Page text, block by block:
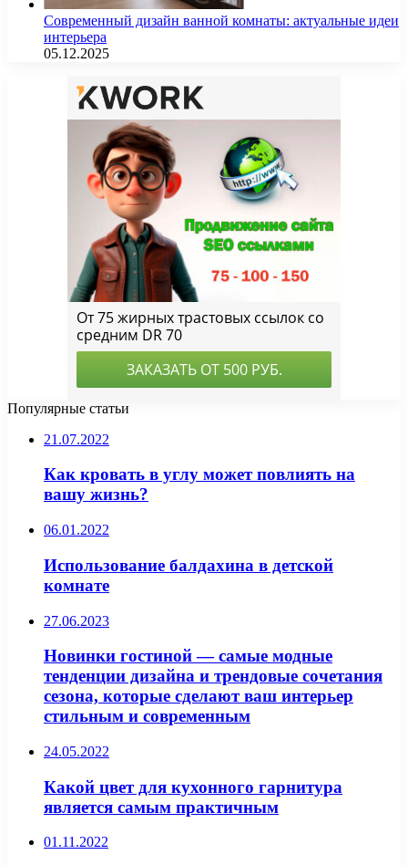
Современный дизайн ванной комнаты: актуальные идеи
интерьера
05.12.2025
Популярные статьи
21.07.2022
Как кровать в углу может повлиять на
вашу жизнь?
06.01.2022
Использование балдахина в детской
комнате
27.06.2023
Новинки гостиной — самые модные
тенденции дизайна и трендовые сочетания
сезона, которые сделают ваш интерьер
стильным и современным
24.05.2022
Какой цвет для кухонного гарнитура
является самым практичным
01.11.2022